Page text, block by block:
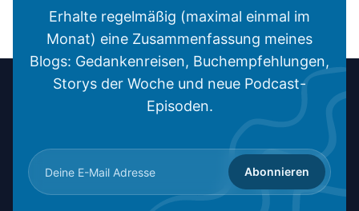
Erhalte regelmäßig (maximal einmal im
Monat) eine Zusammenfassung meines
Blogs: Gedankenreisen, Buchempfehlungen,
Storys der Woche und neue Podcast-
Episoden.
Abonnieren